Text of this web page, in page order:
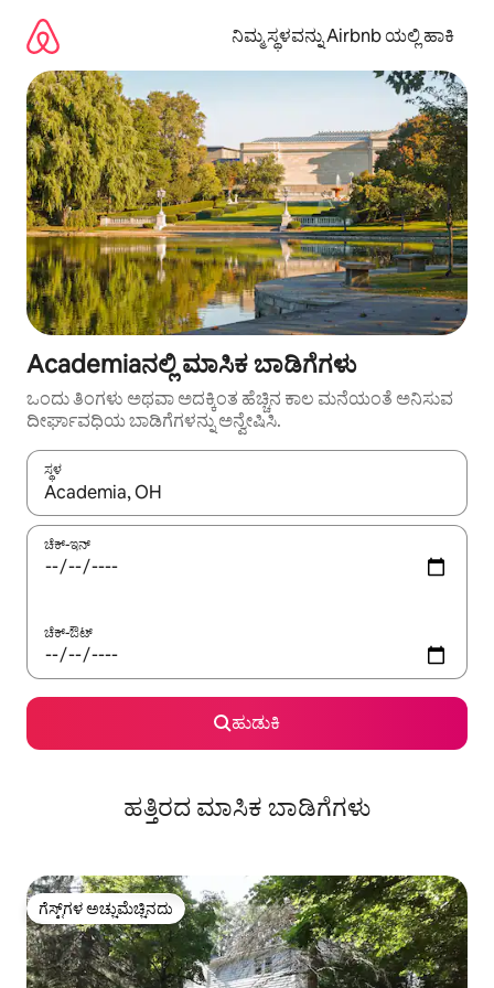
ಹೋಗಿ
ನಿಮ್ಮ ಸ್ಥಳವನ್ನು Airbnb ಯಲ್ಲಿ ಹಾಕಿ
Academiaನಲ್ಲಿ ಮಾಸಿಕ ಬಾಡಿಗೆಗಳು
ಒಂದು ತಿಂಗಳು ಅಥವಾ ಅದಕ್ಕಿಂತ ಹೆಚ್ಚಿನ ಕಾಲ ಮನೆಯಂತೆ ಅನಿಸುವ
ದೀರ್ಘಾವಧಿಯ ಬಾಡಿಗೆಗಳನ್ನು ಅನ್ವೇಷಿಸಿ.
ಸ್ಥಳ
ಫಲಿತಾಂಶಗಳು ಲಭ್ಯವಿರುವಾಗ, ಅಪ್ ಮತ್ತು ಡೌನ್ ಬಾಣದ ಕೀಲಿಗಳೊಂದಿಗೆ
ಚೆಕ್-ಇನ್
ಚೆಕ್-ಔಟ್
ಹುಡುಕಿ
ಹತ್ತಿರದ ಮಾಸಿಕ ಬಾಡಿಗೆಗಳು
ಗೆಸ್ಟ್‌ಗಳ ಅಚ್ಚುಮೆಚ್ಚಿನದು
ಗೆಸ್ಟ್‌ಗಳ ಅಚ್ಚುಮೆಚ್ಚಿನದು